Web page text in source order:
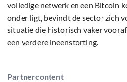
volledige netwerk en een Bitcoin
onder ligt, bevindt de sector zich
situatie die historisch vaker
een verdere ineenstorting.
Partnercontent